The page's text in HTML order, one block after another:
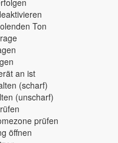
Ton
an ist
(scharf)
(unscharf)
prüfen
öffnen